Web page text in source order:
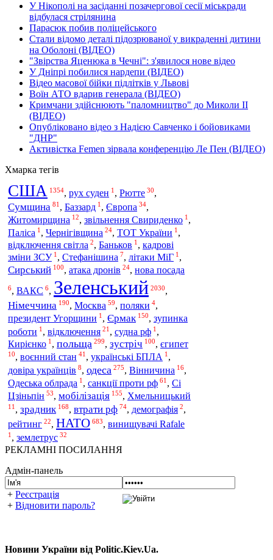
У Нікополі на засіданні позачергової сесії міськради
відбулася стрілянина
Парасюк побив поліцейського
Стали відомо деталі підозрюваної у викраденні дитини
на Оболоні (ВІДЕО)
"Звірства Яценюка в Чечні": з'явилося нове відео
У Дніпрі побилися нардепи (ВІДЕО)
Відео масової бійки підлітків у Львові
Воїн АТО вдарив генерала (ВІДЕО)
Кримчани здійснюють "паломництво" до Миколи ІІ
(ВІДЕО)
Опубліковано відео з Надією Савченко і бойовиками
"ДНР"
Активістка Femen зірвала конференцію Ле Пен (ВІДЕО)
Хмарка тегів
США 1354, рух суден 1 , Рютте 30,
Сумщина 81 , Баззард 1 , Європа 34,
Житомирщина 12, звільнення Свириденко 1 ,
Паліса 1 , Чернігівщина 24, ТОТ України 1 ,
відключення світла 2, Баньков 1 , кадрові
зміни ЗСУ 1 , Стефанішина 7, літаки МіГ 1 ,
Сирський 100, атака дронів 24, нова посада
6, ВАКС 6, Зеленський 2030,
Німеччина 190, Москва 59, поляки 4,
президент Угорщини 1 , Єрмак 150, зупинка
роботи 1 , відключення 21 , судна рф 1 ,
Кирієнко 1 , польща 299, зустріч 100, єгипет
10, воєнний стан 41 , українські БПЛА 1 ,
довіра українців 8, одеса 275, Вінничина 16,
Одеська облрада 1 , санкції проти рф 61 , Сі
Цзіньпін 53, мобілізація 155, Хмельницький
11 , зрадник 168, втрати рф 74, демографія 2,
рейтинг 22, НАТО 683, винищувачі Rafale
1 , землетрус 32
РЕКЛАМНІ ПОСИЛАННЯ
Адмін-панель
+ Реєстрація
+ Відновити пароль?
Новини України від Politic.Kiev.Ua.